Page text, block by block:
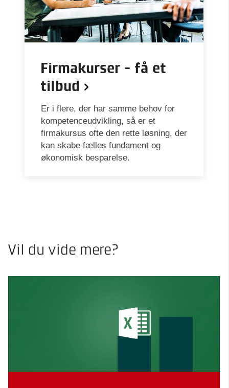
Firmakurser - få et
tilbud
Er i flere, der har samme behov for
kompetenceudvikling, så er et
firmakursus ofte den rette løsning, der
kan skabe fælles fundament og
økonomisk besparelse.
Vil du vide mere?